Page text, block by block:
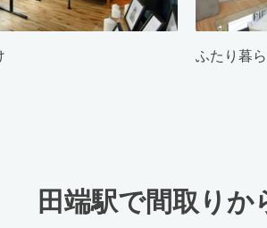
ふたり暮
田端駅で間取りか